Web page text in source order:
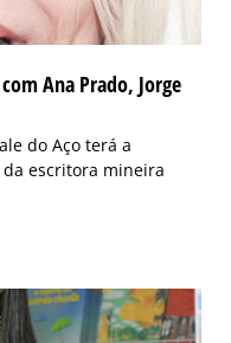
Ana Prado, Jorge
do Aço terá a
escritora mineira